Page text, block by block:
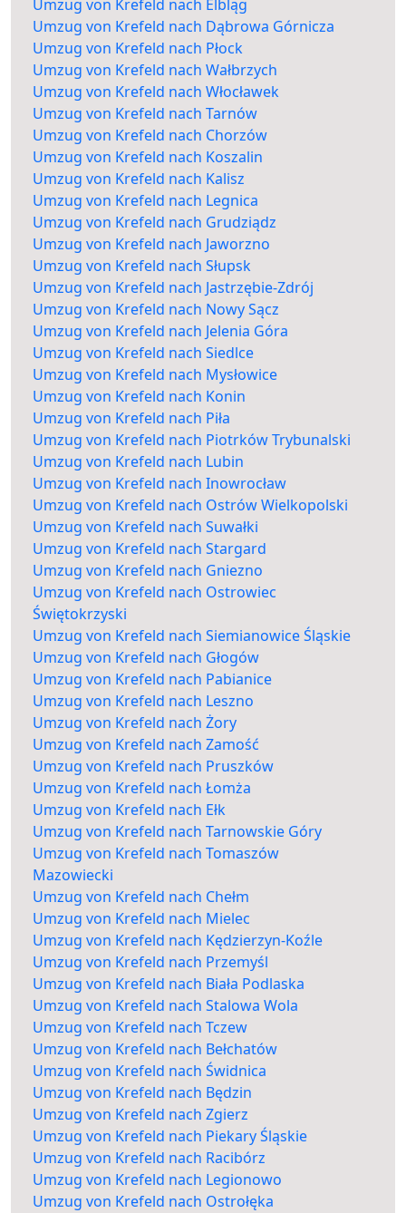
Umzug von Krefeld nach Elbląg
Umzug von Krefeld nach Dąbrowa Górnicza
Umzug von Krefeld nach Płock
Umzug von Krefeld nach Wałbrzych
Umzug von Krefeld nach Włocławek
Umzug von Krefeld nach Tarnów
Umzug von Krefeld nach Chorzów
Umzug von Krefeld nach Koszalin
Umzug von Krefeld nach Kalisz
Umzug von Krefeld nach Legnica
Umzug von Krefeld nach Grudziądz
Umzug von Krefeld nach Jaworzno
Umzug von Krefeld nach Słupsk
Umzug von Krefeld nach Jastrzębie-Zdrój
Umzug von Krefeld nach Nowy Sącz
Umzug von Krefeld nach Jelenia Góra
Umzug von Krefeld nach Siedlce
Umzug von Krefeld nach Mysłowice
Umzug von Krefeld nach Konin
Umzug von Krefeld nach Piła
Umzug von Krefeld nach Piotrków Trybunalski
Umzug von Krefeld nach Lubin
Umzug von Krefeld nach Inowrocław
Umzug von Krefeld nach Ostrów Wielkopolski
Umzug von Krefeld nach Suwałki
Umzug von Krefeld nach Stargard
Umzug von Krefeld nach Gniezno
Umzug von Krefeld nach Ostrowiec
Świętokrzyski
Umzug von Krefeld nach Siemianowice Śląskie
Umzug von Krefeld nach Głogów
Umzug von Krefeld nach Pabianice
Umzug von Krefeld nach Leszno
Umzug von Krefeld nach Żory
Umzug von Krefeld nach Zamość
Umzug von Krefeld nach Pruszków
Umzug von Krefeld nach Łomża
Umzug von Krefeld nach Ełk
Umzug von Krefeld nach Tarnowskie Góry
Umzug von Krefeld nach Tomaszów
Mazowiecki
Umzug von Krefeld nach Chełm
Umzug von Krefeld nach Mielec
Umzug von Krefeld nach Kędzierzyn-Koźle
Umzug von Krefeld nach Przemyśl
Umzug von Krefeld nach Biała Podlaska
Umzug von Krefeld nach Stalowa Wola
Umzug von Krefeld nach Tczew
Umzug von Krefeld nach Bełchatów
Umzug von Krefeld nach Świdnica
Umzug von Krefeld nach Będzin
Umzug von Krefeld nach Zgierz
Umzug von Krefeld nach Piekary Śląskie
Umzug von Krefeld nach Racibórz
Umzug von Krefeld nach Legionowo
Umzug von Krefeld nach Ostrołęka